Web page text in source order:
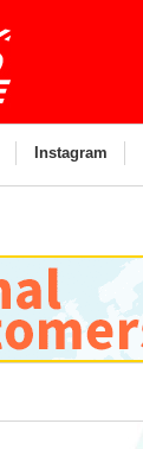
Instagram